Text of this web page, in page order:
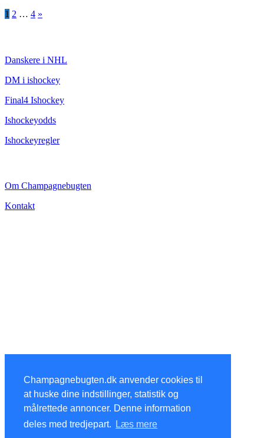
Champagnebugten.dk anvender cookies til
at huske dine indstillinger, statistik og
målrettede annoncer. Denne information
deles med tredjepart.
Læs mere
Indlægsinddeling
1 2 … 4 »
Danskere i NHL
DM i ishockey
Final4 Ishockey
Ishockeyodds
Ishockeyregler
Om Champagnebugten
Kontakt